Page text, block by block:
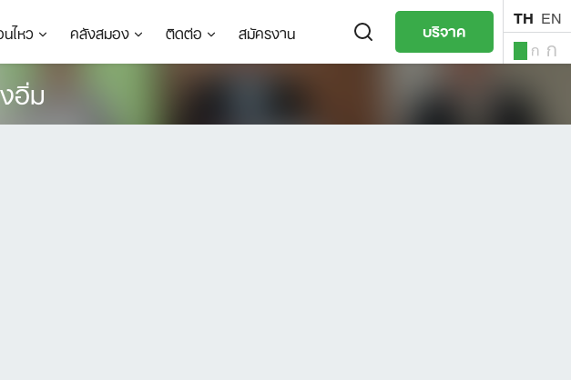
ไหว คลังสมอง ติดต่อ สมัครงาน บริจาค TH EN
ก ก
TH
อิ่ม